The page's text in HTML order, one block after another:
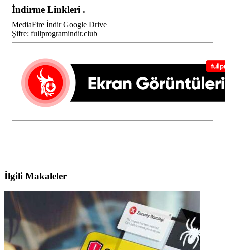
İndirme Linkleri .
MediaFire İndir Google Drive
Şifre: fullprogramindir.club
İlgili Makaleler